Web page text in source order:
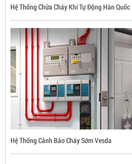
ĐẦU BÁO LỬA CHỐNG
MEKASENTRON
LIÊN HỆ
Mã sản phẩm:
Hệ Thống Chữa Cháy Khí Tự Động Hàn Quốc
Hệ Thống Cảnh Báo Cháy Sớm Vesda